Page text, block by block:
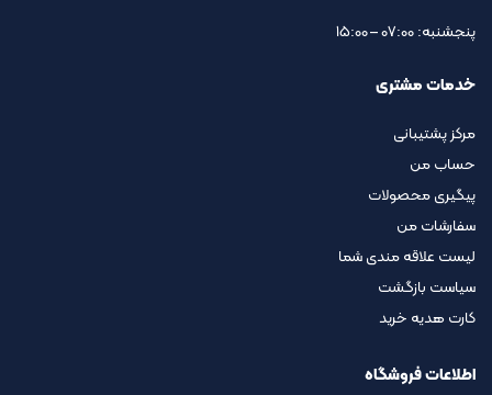
پنجشنبه: 07:00 – 15:00
خدمات مشتری
مرکز پشتیبانی
حساب من
پیگیری محصولات
سفارشات من
لیست علاقه مندی شما
سیاست بازگشت
کارت هدیه خرید
اطلاعات فروشگاه